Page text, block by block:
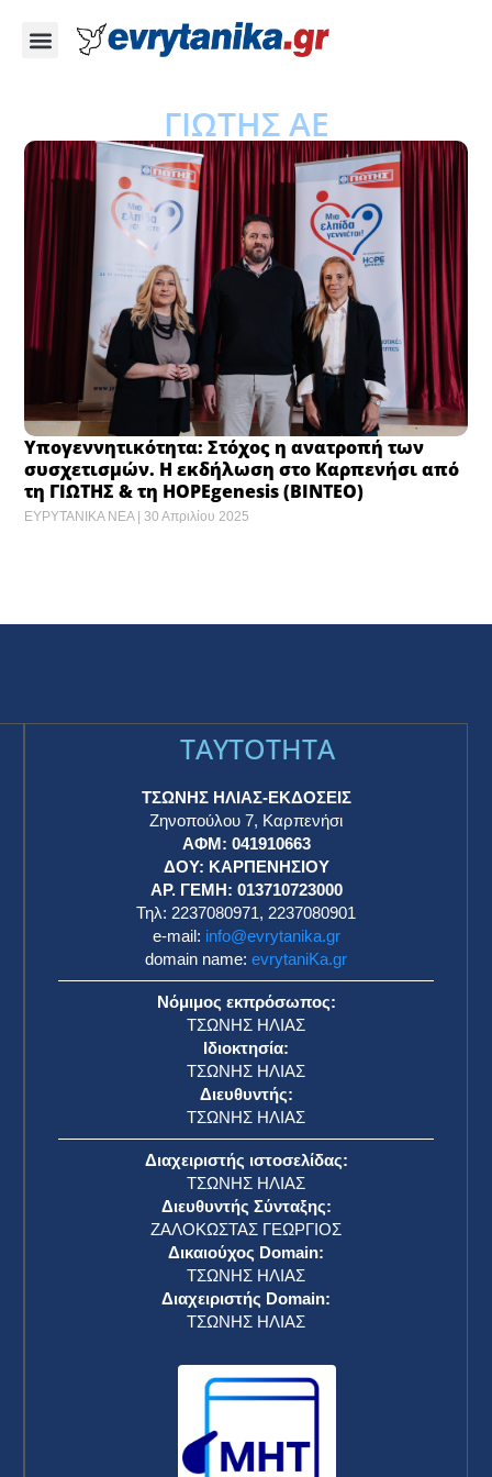
ΓΙΩΤΗΣ ΑΕ
Υπογεννητικότητα: Στόχος η ανατροπή των
συσχετισμών. Η εκδήλωση στο Καρπενήσι από
τη ΓΙΩΤΗΣ & τη HOPEgenesis (ΒΙΝΤΕΟ)
ΕΥΡΥΤΑΝΙΚΑ ΝΕΑ 30 Απριλίου 2025
TAYTOTHTA
ΤΣΩΝΗΣ ΗΛΙΑΣ-ΕΚΔΟΣΕΙΣ
Ζηνοπούλου 7, Καρπενήσι
ΑΦΜ: 041910663
ΔΟΥ: ΚΑΡΠΕΝΗΣΙΟΥ
ΑΡ. ΓΕΜΗ: 013710723000
Τηλ: 2237080971, 2237080901
e-mail: info@evrytanika.gr
domain name: evrytaniKa.gr
Νόμιμος εκπρόσωπος:
ΤΣΩΝΗΣ ΗΛΙΑΣ
Ιδιοκτησία:
ΤΣΩΝΗΣ ΗΛΙΑΣ
Διευθυντής:
ΤΣΩΝΗΣ ΗΛΙΑΣ
Διαχειριστής ιστοσελίδας:
ΤΣΩΝΗΣ ΗΛΙΑΣ
Διευθυντής Σύνταξης:
ΖΑΛΟΚΩΣΤΑΣ ΓΕΩΡΓΙΟΣ
Δικαιούχος Domain:
ΤΣΩΝΗΣ ΗΛΙΑΣ
Διαχειριστής Domain:
ΤΣΩΝΗΣ ΗΛΙΑΣ